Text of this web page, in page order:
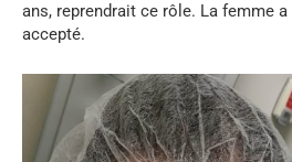
ans, reprendrait ce rôle. La femme
accepté.